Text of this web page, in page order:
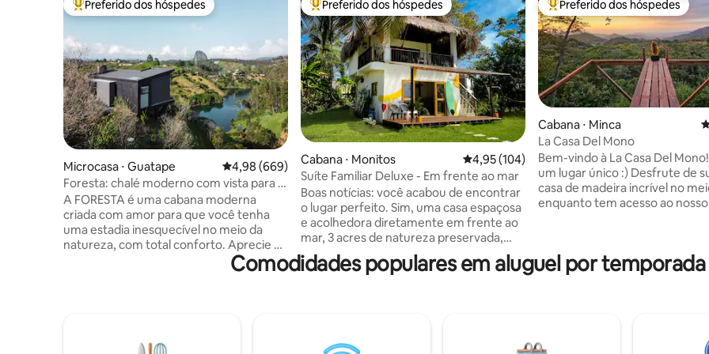
Entre os melhores preferidos dos hóspedes
Preferido dos hóspedes
Microcasa ⋅ Guatape 4,98 de uma avaliação média de 5, 669 avaliações
4,98 (669)
Foresta: chalé moderno com vista para a
Pedra do Telégrafo
A FORESTA é uma cabana moderna
criada com amor para que você tenha
uma estadia inesquecível no meio da
natureza, com total conforto. Aprecie as
vistas privilegiadas do deck, relaxe na
jacuzzi, observe as dezenas de pássaros
caiaque, jet ski, wakeboard, vela,
Entre os melhores preferidos dos hóspedes
Preferido dos hóspedes
Cabana ⋅ Monitos 4,95 de uma avaliação média de 5, 104
4,95 (104)
Suíte Familiar Deluxe - Em frente ao mar
Boas notícias: você acabou de encontrar
o lugar perfeito. Sim, uma casa espaçosa
e acolhedora diretamente em frente ao
mar, 3 acres de natureza preservada,
muita privacidade, WIFI, restaurantes
nas proximidades e anfitriões que farão o
brisa do oceano em seus cabelos e o sol
Entre os melhores preferidos
Preferido dos hóspedes
Cabana ⋅ Minca
La Casa Del Mono
Bem-vindo à La Casa Del Mono! Somos
um lugar único :) Desfrute de sua própria
casa de madeira incrível no
enquanto tem acesso ao
sua casa e esperamos que você
ver os macacos, tucanos e
10 minutos da cachoeira
Comodidades populares em aluguel por